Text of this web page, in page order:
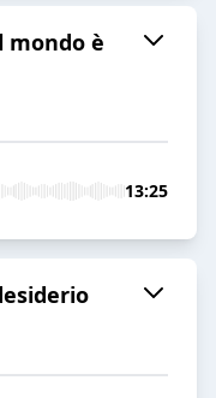
mondo è
13:25